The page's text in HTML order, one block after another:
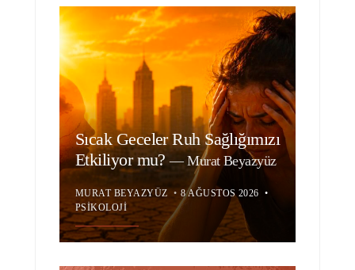
Sıcak Geceler Ruh Sağlığımızı
Etkiliyor mu?—Murat Beyazyüz
MURAT BEYAZYÜZ • 8 AĞUSTOS 2026 •
PSIKOLOJI